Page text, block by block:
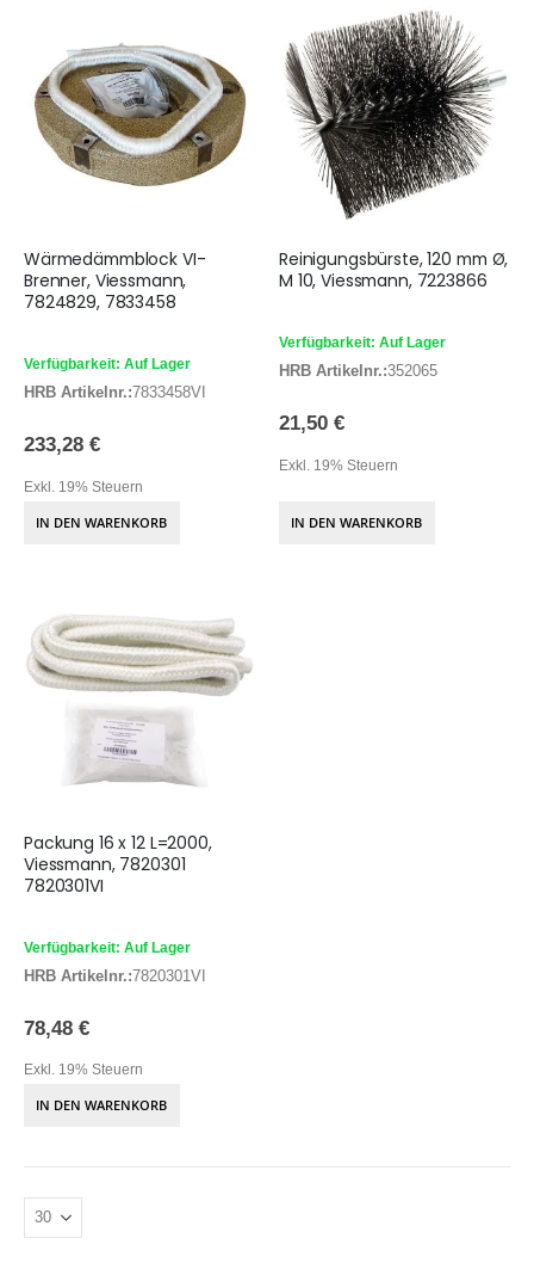
Wärmedämmblock VI-
Brenner, Viessmann,
7824829, 7833458
Verfügbarkeit: Auf Lager
HRB Artikelnr.:7833458VI
233,28 €
Exkl. 19% Steuern
IN DEN WARENKORB
Reinigungsbürste, 120 mm Ø,
M 10, Viessmann, 7223866
Verfügbarkeit: Auf Lager
HRB Artikelnr.:352065
21,50 €
Exkl. 19% Steuern
IN DEN WARENKORB
Packung 16 x 12 L=2000,
Viessmann, 7820301
7820301VI
Verfügbarkeit: Auf Lager
HRB Artikelnr.:7820301VI
78,48 €
Exkl. 19% Steuern
IN DEN WARENKORB